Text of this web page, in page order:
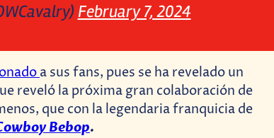
February 7, 2024
a sus fans, pues se ha revelado un
reveló la próxima gran colaboración de
que con la legendaria franquicia de
Bebop.